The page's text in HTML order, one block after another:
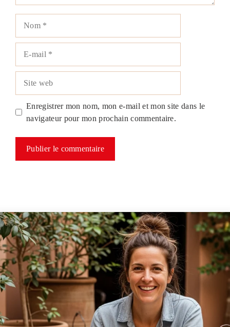
Enregistrer mon nom, mon e-mail et mon site dans le
navigateur pour mon prochain commentaire.